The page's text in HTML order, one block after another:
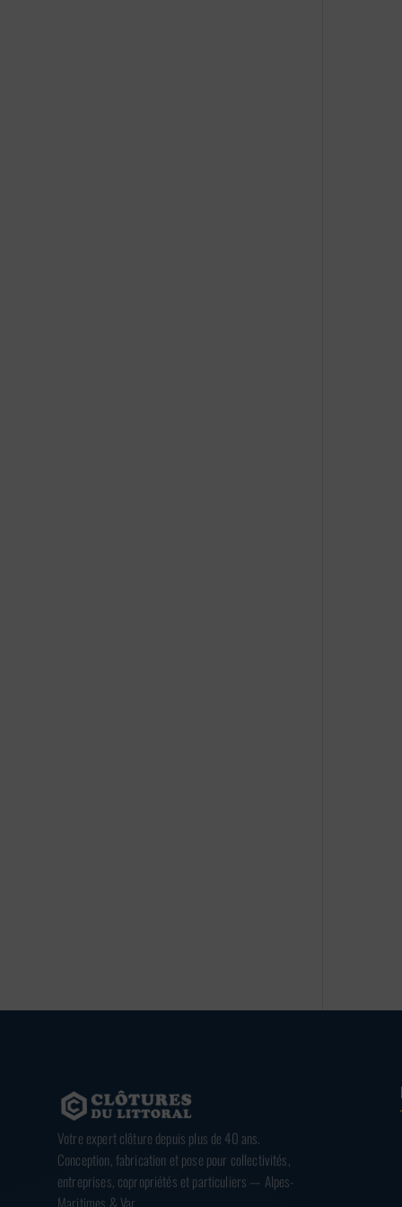
Votre expert clôture depuis plus de 40 ans.
Conception, fabrication et pose pour collectivités,
entreprises, copropriétés et particuliers — Alpes-
Maritimes & Var.